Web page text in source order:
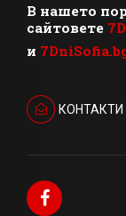
В нашето
сайтовете
и
КОНТАКТИ